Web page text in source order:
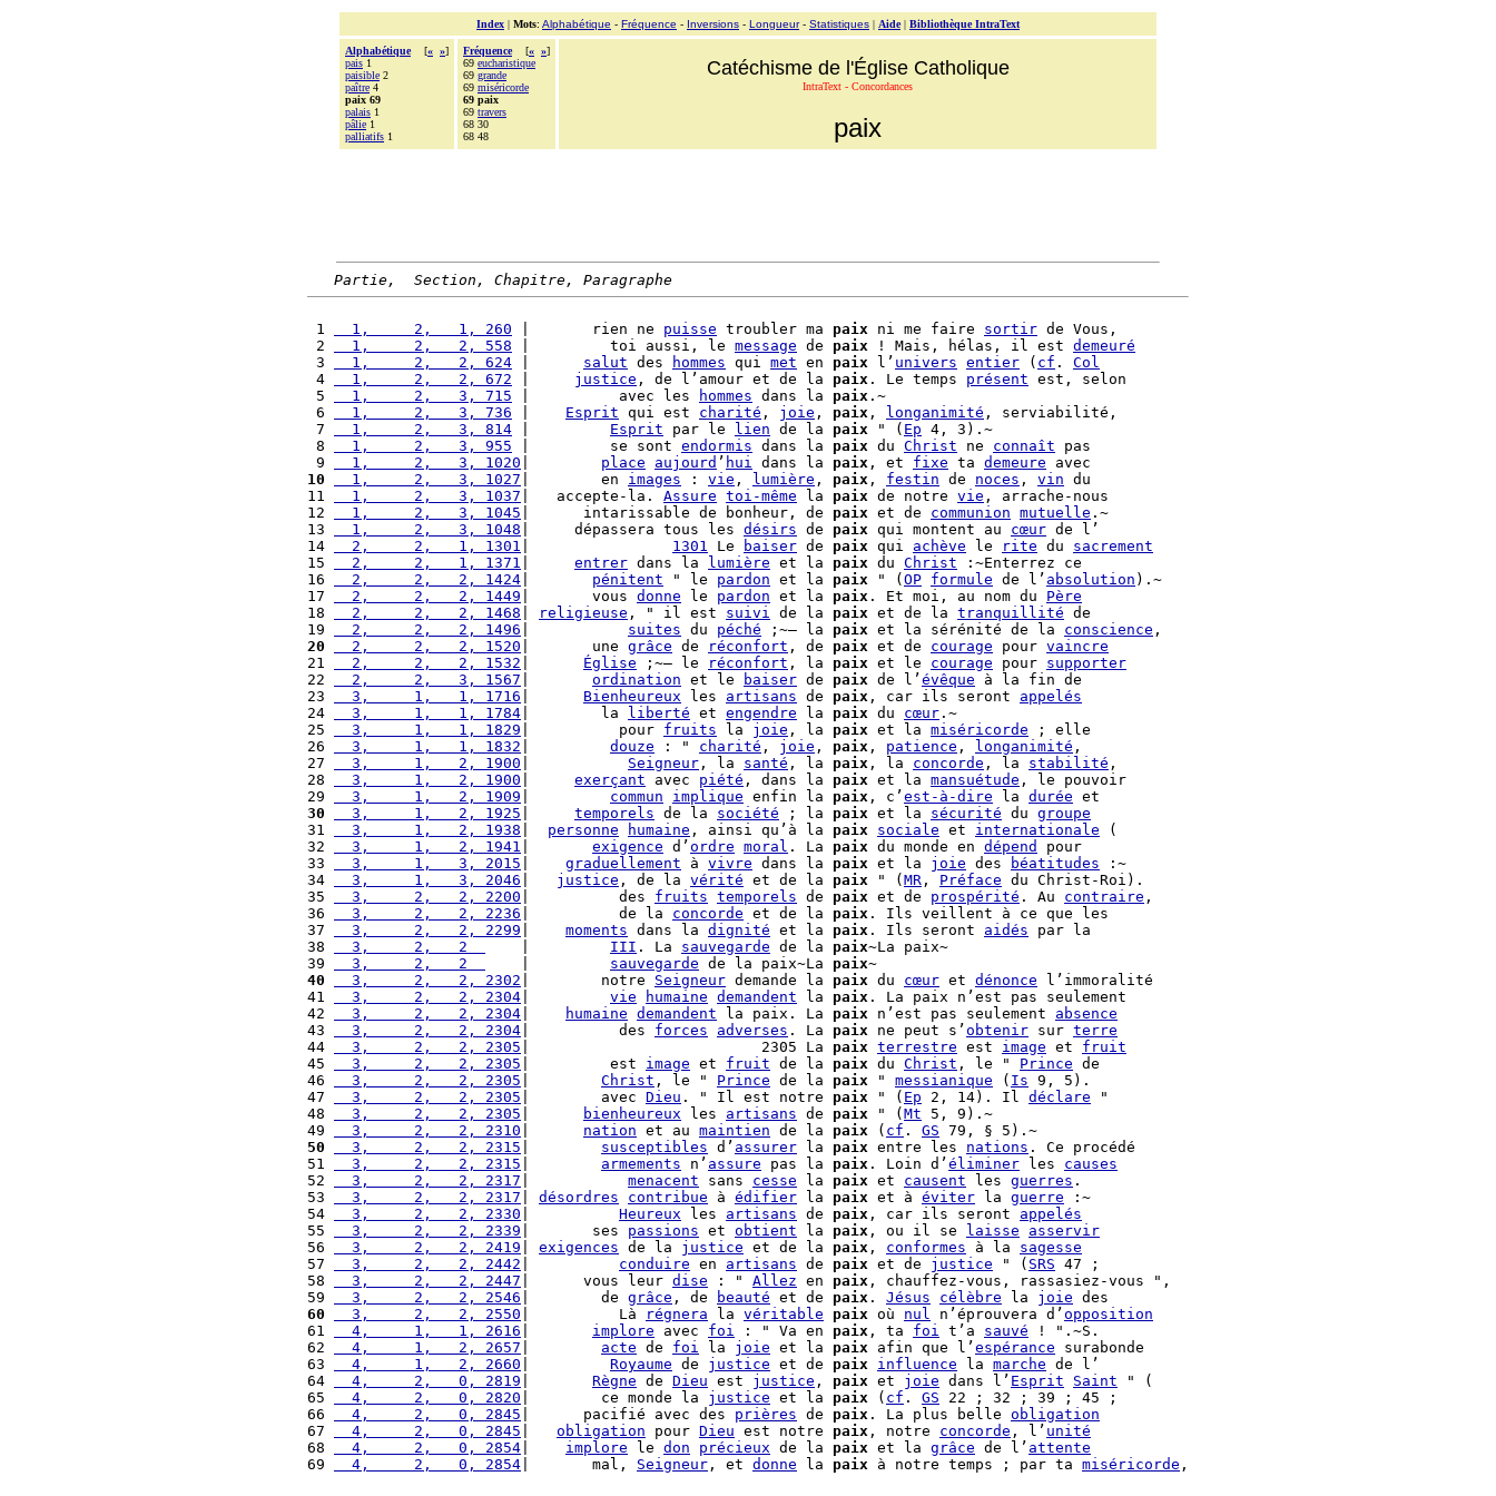
Index | Mots: Alphabétique - Fréquence - Inversions - Longueur- Statistiques | Aide| Bibliothèque IntraText
Alphabétique [« »]
pais 1
paisible 2
paître 4
paix 69
palais 1
pâlie 1
palliatifs 1
Fréquence [« »]
69 eucharistique
69 grande
69 miséricorde
69 paix
69 travers
68 30
68 48
Catéchisme de l'Église Catholique
IntraText - Concordances
paix
Partie,  Section, Chapitre, Paragraphe
1
  1,     2,   1, 260
|       rien ne puisse troubler ma paix ni me faire sortir de Vous,
2
  1,     2,   2, 558
|         toi aussi, le message de paix ! Mais, hélas, il est demeuré
3
  1,     2,   2, 624
salut des hommes qui met en paix l’ univers entier ( cf . Col
4
  1,     2,   2, 672
justice , de l’amour et de la paix . Le temps présent est, selon
5
  1,     2,   3, 715
|          avec les hommes dans la paix .~
6
  1,     2,   3, 736
Esprit qui est charité , joie , paix , longanimité , serviabilité,
7
  1,     2,   3, 814
Esprit par le lien de la paix " ( Ep 4, 3).~
8
  1,     2,   3, 955
|         se sont endormis dans la paix du Christ ne connaît pas
9
  1,     2,   3, 1020
place aujourd ’ hui dans la paix , et fixe ta demeure
10
  1,     2,   3, 1027
|        en images : vie , lumière , paix , festin de noces , vin du
11
  1,     2,   3, 1037
|   accepte-la. Assure toi-même la paix de notre vie , arrache-nous
12
  1,     2,   3, 1045
|      intarissable de bonheur, de paix et de communion mutuelle .~
13
  1,     2,   3, 1048
|     dépassera tous les désirs de paix qui montent au cœur de l’
14
  2,     2,   1, 1301
1301 Le baiser de paix qui achève le rite du sacrement
15
  2,     2,   1, 1371
entrer dans la lumière et la paix du Christ :~Enterrez ce
16
  2,     2,   2, 1424
pénitent " le pardon et la paix " ( OP formule de l’ absolution ).~
17
  2,     2,   2, 1449
|       vous donne le pardon et la paix . Et moi, au nom du Père
18
  2,     2,   2, 1468
religieuse , " il est suivi de la paix et de la tranquillité de
19
  2,     2,   2, 1496
suites du péché ;~– la paix et la sérénité de la conscience
20
  2,     2,   2, 1520
|       une grâce de réconfort , de paix et de courage pour vaincre
21
  2,     2,   2, 1532
Église ;~– le réconfort , la paix et le courage pour supporter
22
  2,     2,   3, 1567
ordination et le baiser de paix de l’ évêque à la fin de
23
  3,     1,   1, 1716
Bienheureux les artisans de paix , car ils seront appelés
24
  3,     1,   1, 1784
|        la liberté et engendre la paix du cœur .~
25
  3,     1,   1, 1829
|          pour fruits la joie , la paix et la miséricorde ; elle
26
  3,     1,   1, 1832
douze : " charité , joie , paix , patience , longanimité ,
27
  3,     1,   2, 1900
Seigneur , la santé , la paix , la concorde , la stabilité ,
28
  3,     1,   2, 1900
exerçant avec piété , dans la paix et la mansuétude , le pouvoir
29
  3,     1,   2, 1909
commun implique enfin la paix , c’ est-à-dire la durée
30
  3,     1,   2, 1925
temporels de la société ; la paix et la sécurité du groupe
31
  3,     1,   2, 1938
personne humaine , ainsi qu’à la paix sociale et internationale (
32
  3,     1,   2, 1941
exigence d’ ordre moral . La paix du monde en dépend
pour
33
  3,     1,   3, 2015
graduellement à vivre dans la paix et la joie des béatitudes :~
34
  3,     1,   3, 2046
justice , de la vérité et de la paix " ( MR , Préface du Christ-Roi).
35
  3,     2,   2, 2200
|          des fruits temporels de paix et de prospérité . Au contraire ,
36
  3,     2,   2, 2236
|          de la concorde et de la paix . Ils veillent à ce que les
37
  3,     2,   2, 2299
moments dans la dignité et la paix . Ils seront aidés par la
38
  3,     2,   2
III . La sauvegarde de la paix~La paix~
39
  3,     2,   2
sauvegarde de la paix~La paix
40
  3,     2,   2, 2302
|        notre Seigneur demande la paix du cœur et dénonce l’immoralité
41
  3,     2,   2, 2304
vie humaine demandent la paix . La paix n’est pas seulement
42
  3,     2,   2, 2304
humaine demandent la paix. La paix n’est pas seulement absence
43
  3,     2,   2, 2304
|          des forces adverses . La paix ne peut s’ obtenir sur terre
44
  3,     2,   2, 2305
|                          2305 La paix terrestre est image et fruit
45
  3,     2,   2, 2305
|         est image et fruit de la paix du Christ , le " Prince de
46
  3,     2,   2, 2305
Christ , le " Prince de la paix " messianique ( Is 9, 5).
47
  3,     2,   2, 2305
|        avec Dieu . " Il est notre paix " ( Ep 2, 14). Il déclare "
48
  3,     2,   2, 2305
bienheureux les artisans de paix " ( Mt 5, 9).~
49
  3,     2,   2, 2310
nation et au maintien de la paix ( cf . GS
50
  3,     2,   2, 2315
susceptibles d’ assurer la paix entre les nations . Ce procédé
51
  3,     2,   2, 2315
armements n’ assure pas la paix . Loin d’ éliminer les causes
52
  3,     2,   2, 2317
menacent sans cesse la paix et causent les guerres .
53
  3,     2,   2, 2317
désordres contribue à édifier la paix et à éviter la guerre :~
54
  3,     2,   2, 2330
Heureux les artisans de paix , car ils seront appelés
55
  3,     2,   2, 2339
|       ses passions et obtient la paix , ou il se laisse
asservir
56
  3,     2,   2, 2419
exigences de la justice et de la paix , conformes à la sagesse
57
  3,     2,   2, 2442
conduire en artisans de paix et de justice " ( SRS 47 ;
58
  3,     2,   2, 2447
|      vous leur dise : " Allez en paix , chauffez-vous, rassasiez-vous ",
59
  3,     2,   2, 2546
|        de grâce , de beauté et de paix . Jésus célèbre la joie
60
  3,     2,   2, 2550
|          Là régnera la véritable paix où nul n’éprouvera d’ opposition
61
  4,     1,   1, 2616
implore avec foi : " Va en paix , ta foi t’a sauvé ! ".~S.
62
  4,     1,   2, 2657
acte de foi la joie et la paix afin que l’ espérance surabonde
63
  4,     1,   2, 2660
Royaume de justice et de paix influence la marche de l’
64
  4,     2,   0, 2819
Règne de Dieu est justice , paix et joie dans l’ Esprit Saint " (
65
  4,     2,   0, 2820
|        ce monde la justice et la paix ( cf . GS 22 ; 32 ; 39 ; 45 ;
66
  4,     2,   0, 2845
|      pacifié avec des prières de paix . La plus belle obligation
67
  4,     2,   0, 2845
obligation pour Dieu est notre paix , notre concorde , l’ unité
68
  4,     2,   0, 2854
implore le don précieux de la paix et la grâce de l’ attente
69
  4,     2,   0, 2854
|       mal, Seigneur , et donne la paix à notre temps ; par ta miséricorde